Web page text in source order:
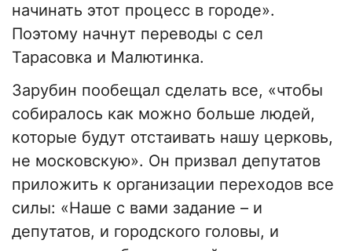
начинать этот процесс в городе».
Поэтому начнут переводы с сел
Тарасовка и Малютинка.
Зарубин пообещал сделать все, «чтобы
собиралось как можно больше людей,
которые будут отстаивать нашу церковь,
не московскую». Он призвал депутатов
приложить к организации переходов все
силы: «Наше с вами задание – и
депутатов, и городского головы, и